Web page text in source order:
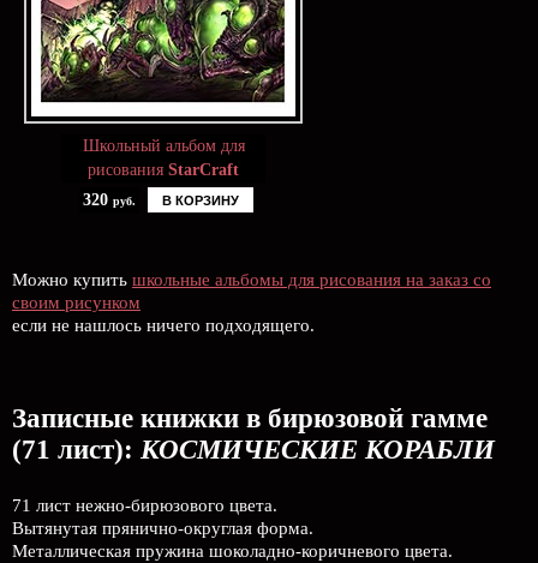
Школьный альбом для
рисования StarCraft
320 руб. В КОРЗИНУ
Можно купить школьные альбомы для рисования на заказ со
своим рисунком
если не нашлось ничего подходящего.
Записные книжки в бирюзовой гамме
(71 лист): КОСМИЧЕСКИЕ КОРАБЛИ
71 лист нежно-бирюзового цвета.
Вытянутая прянично-округлая форма.
Металлическая пружина шоколадно-коричневого цвета.